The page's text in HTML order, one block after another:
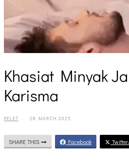
Khasiat Minyak
Karisma
PELET · 28 MARCH 2025
SHARE THIS Facebook